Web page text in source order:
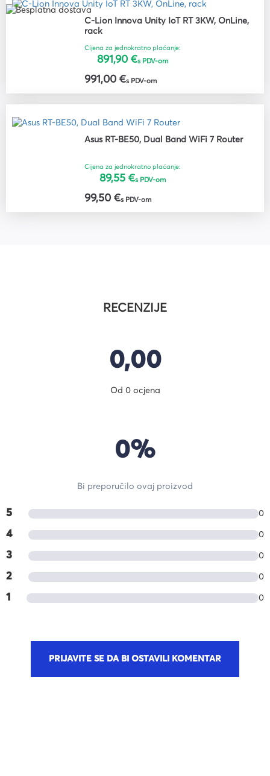
C-Lion Innova Unity IoT RT 3KW, OnLine,
rack
Cijena za jednokratno plaćanje:
891,90 €s PDV-om
991,00 €s PDV-om
Asus RT-BE50, Dual Band WiFi 7 Router
Cijena za jednokratno plaćanje:
89,55 €s PDV-om
99,50 €s PDV-om
RECENZIJE
5 0
4 0
3 0
2 0
1 0
0,00
Od 0 ocjena
0%
Bi preporučilo ovaj proizvod
PRIJAVITE SE DA BI OSTAVILI KOMENTAR